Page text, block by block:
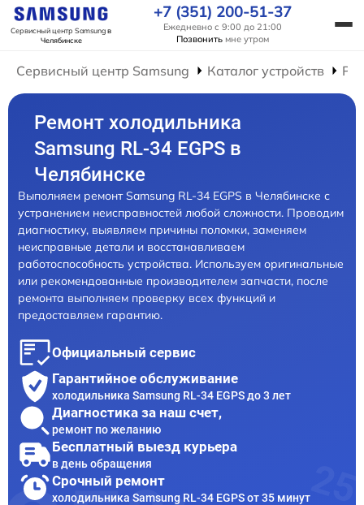
Сервисный центр Samsungв
Челябинске
+7 (351) 200-51-37
Ежедневно с 9:00 до 21:00
Позвонить мне утром
Сервисный центр Samsung Каталог устройств
Ремонт холодильника
Samsung RL-34 EGPS в
Челябинске
Выполняем ремонт Samsung RL-34 EGPS в Челябинске с
устранением неисправностей любой сложности. Проводим
диагностику, выявляем причины поломки, заменяем
неисправные детали и восстанавливаем
работоспособность устройства. Используем оригинальные
или рекомендованные производителем запчасти, после
ремонта выполняем проверку всех функций и
предоставляем гарантию.
Официальный сервис
Гарантийное обслуживание
холодильника Samsung RL-34 EGPS до 3 лет
Диагностика за наш счет,
ремонт по желанию
Бесплатный выезд курьера
в день обращения
Срочный ремонт
холодильника Samsung RL-34 EGPS от 35 минут